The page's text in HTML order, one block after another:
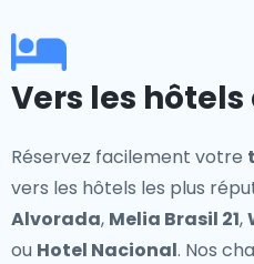
Vers les
Réservez facilement votre
vers les hôtels les plus
Alvorada, Melia Brasil 21,
ou Hotel Nacional. Nos